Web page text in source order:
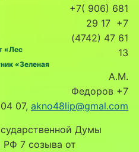
«Лес
«Зеленая
+7( 906) 681
29 17 +7
(4742) 47 61
13
А.М.
Федоров +7
07,akno48lip@gmal.com
Думы
РФ 7 созыва от